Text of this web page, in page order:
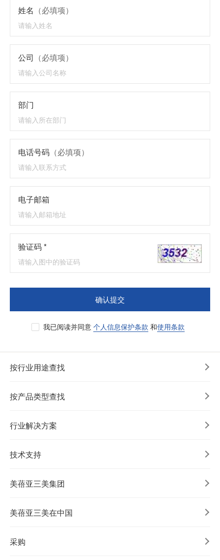
姓名 （必填项）
公司 （必填项）
部门
电话号码 （必填项）
电子邮箱
验证码 *
确认提交
我已阅读并同意 个人信息保护条款 和使用条款
按行业用途查找
按产品类型查找
行业解决方案
技术支持
美蓓亚三美集团
美蓓亚三美在中国
采购